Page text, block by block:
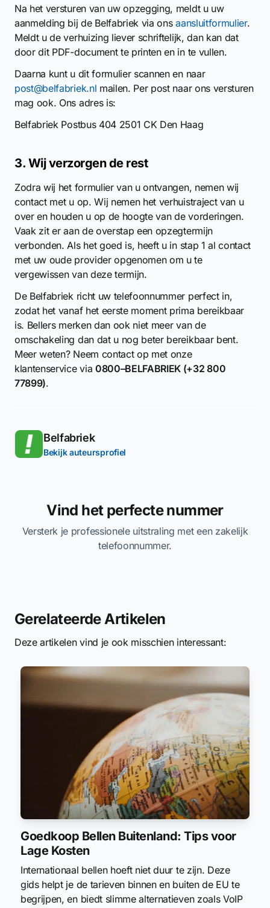
Na het versturen van uw opzegging, meldt u uw
aanmelding bij de Belfabriek via onsaansluitformulier.
Meldt u de verhuizing liever schriftelijk, dan kan dat
door dit PDF-document te printen en in te vullen.
Daarna kunt u dit formulier scannen en naar
post@belfabriek.nl mailen. Per post naar ons versturen
mag ook. Ons adres is:
Belfabriek Postbus 404 2501 CK Den Haag
3. Wij verzorgen de rest
Zodra wij het formulier van u ontvangen, nemen wij
contact met u op. Wij nemen het verhuistraject van u
over en houden u op de hoogte van de vorderingen.
Vaak zit er aan de overstap een opzegtermijn
verbonden. Als het goed is, heeft u in stap 1 al contact
met uw oude provider opgenomen om u te
vergewissen van deze termijn.
De Belfabriek richt uw telefoonnummer perfect in,
zodat het vanaf het eerste moment prima bereikbaar
is. Bellers merken dan ook niet meer van de
omschakeling dan dat u nog beter bereikbaar bent.
Meer weten? Neem contact op met onze
klantenservice via 0800–BELFABRIEK (+32 800
77899).
Belfabriek
Bekijk auteursprofiel
Vind het perfecte nummer
Versterk je professionele uitstraling met een zakelijk
telefoonnummer.
Gerelateerde Artikelen
Deze artikelen vind je ook misschien interessant:
Goedkoop Bellen Buitenland: Tips voor
Lage Kosten
Internationaal bellen hoeft niet duur te zijn. Deze
gids helpt je de tarieven binnen en buiten de EU te
begrijpen, en biedt slimme alternatieven zoals VoIP